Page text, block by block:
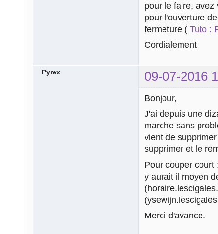
pour le faire, avez
pour l'ouverture
fermeture ( Tuto :
Cordialement
Pyrex 09-07-2016
Bonjour,
J'ai depuis une
marche sans
vient de
supprimer et le
Pour couper court
y aurait il moyen
Merci d'avance.